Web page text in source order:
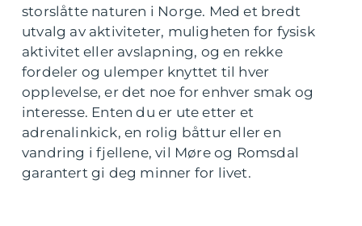
storslåtte naturen i Norge. Med et bredt
utvalg av aktiviteter, muligheten for fysisk
aktivitet eller avslapning, og en rekke
fordeler og ulemper knyttet til hver
opplevelse, er det noe for enhver smak og
interesse. Enten du er ute etter et
adrenalinkick, en rolig båttur eller en
vandring i fjellene, vil Møre og Romsdal
garantert gi deg minner for livet.